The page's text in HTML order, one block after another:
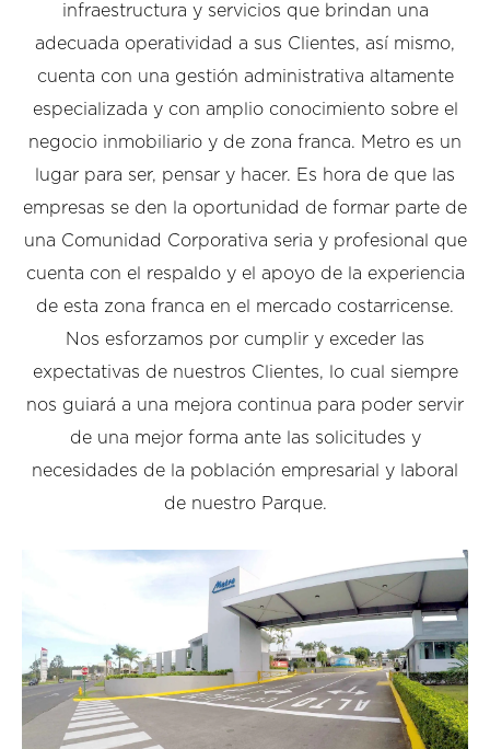
infraestructura y servicios que brindan una
adecuada operatividad a sus Clientes, así mismo,
cuenta con una gestión administrativa altamente
especializada y con amplio conocimiento sobre el
negocio inmobiliario y de zona franca. Metro es un
lugar para ser, pensar y hacer. Es hora de que las
empresas se den la oportunidad de formar parte de
una Comunidad Corporativa seria y profesional que
cuenta con el respaldo y el apoyo de la experiencia
de esta zona franca en el mercado costarricense.
Nos esforzamos por cumplir y exceder las
expectativas de nuestros Clientes, lo cual siempre
nos guiará a una mejora continua para poder servir
de una mejor forma ante las solicitudes y
necesidades de la población empresarial y laboral
de nuestro Parque.